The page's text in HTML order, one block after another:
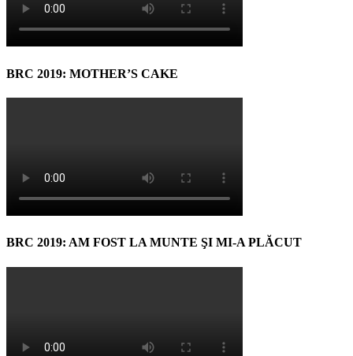
BRC 2019: MOTHER’S CAKE
BRC 2019: AM FOST LA MUNTE ŞI MI-A PLĂCUT